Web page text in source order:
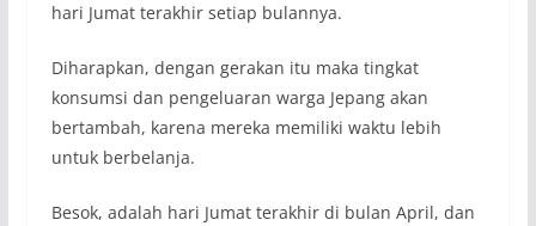
hari Jumat terakhir setiap bulannya.
Diharapkan, dengan gerakan itu maka tingkat
konsumsi dan pengeluaran warga Jepang akan
bertambah, karena mereka memiliki waktu lebih
untuk berbelanja.
Besok, adalah hari Jumat terakhir di bulan April, dan